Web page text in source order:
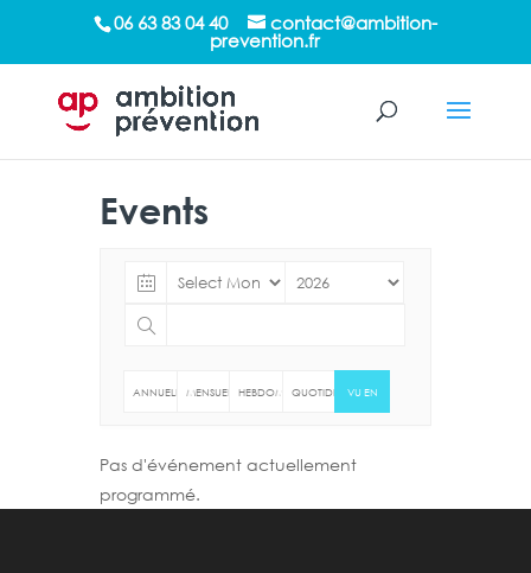
/*sticky sidebar*/06 63 83 04 40
contact@ambition-
prevention.fr
Events
ANNUELLE MENSUELLEHEBDOMADAIREQUOTIDIENNEVU EN
Pas d'événement actuellement
programmé.